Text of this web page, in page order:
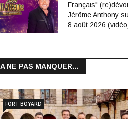
Français"
Jérôme Anthony
8 août 2026
A NE PAS MANQUER...
FORT BOYARD